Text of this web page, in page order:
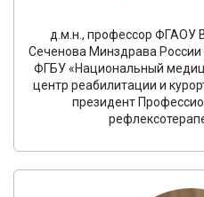
д.м.н., профессор ФГАОУ
Сеченова Минздрава России
ФГБУ «Национальный
центр реабилитации и
президент